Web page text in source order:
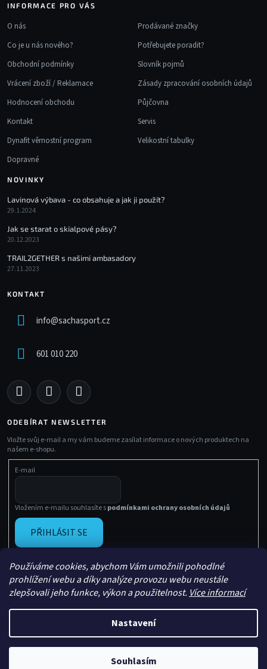
Používáme cookies, abychom Vám umožnili pohodlné
prohlížení webu a díky analýze provozu webu neustále
zlepšovali jeho funkce, výkon a použitelnost. Více informací
Nastavení
Souhlasím
p
s
u
INFORMACE PRO VÁS
O nás
Co je u nás nového?
Obchodní podmínky
Vrácení zboží / Reklamace
Hodnocení obchodu
Kontakt
Dynafit věrnostní program
Dopravné
Prodávané značky
Potřebujete poradit?
Slovník pojmů
Zásady zpracování osobních údajů
Půjčovna
Servis
Velikostní tabulky
NOVINKY
Lavinová výbava - co obsahuje a jak ji použít?
29.1.2024
Jak se starat o skialpové pásy?
20.12.2023
TRAIL2GETHER s našimi ambasadory
27.11.2023
KONTAKT
info@sachasport.cz
601 010 220
ODEBÍRAT NEWSLETTER
Vložte svůj e-mail a my vám budeme zasílat informace o nových produktech na
našem e-shopu.
E-mail
Vložením e-mailu souhlasíte spodmínkami ochrany osobních údajů
PŘIHLÁSIT SE
Vytvořil Shoptet
Copyright 2026Sachasport. Všechna práva vyhrazena.